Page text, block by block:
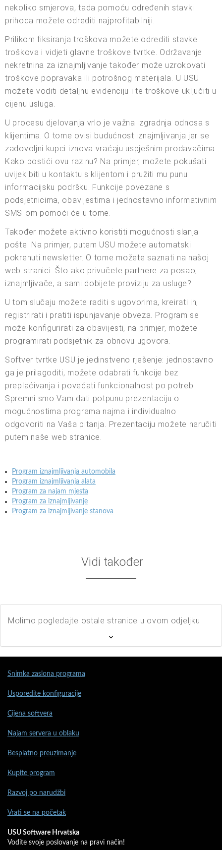
nekoliko smjerova, tada pomoću određenih stavki
prihoda možete odrediti najprofitabilniji.
Prilikom fiksiranja troškova možete odrediti stavke
troškova i vidjeti glavne troškove tvrtke. Održavanje
nekretnina za iznajmljivanje također može uzrokovati
troškove popravaka ili potrošnog materijala. U USU
možete voditi detaljnu evidenciju i te troškove uključiti u
cijenu usluga.
U procesu djelovanja vrlo je važna izgradnja odnosa s
klijentima. O tome ovisi budućnost iznajmljivanja jer se
zadovoljni kupci iznova vraćaju uspješnim prodavačima.
Kako postići ovu razinu? Na primjer, možete pokušati
uvijek biti u kontaktu s klijentom i pružiti mu punu
informacijsku podršku. Funkcije povezane s
podsjetnicima, obavijestima i jednostavno informativnim
SMS-om pomoći će u tome.
Također možete aktivno koristiti mogućnosti slanja
pošte. Na primjer, putem USU možete automatski
pokrenuti newsletter. O tome možete saznati na našoj
web stranici. Što ako privučete partnere za posao,
iznajmljivače, a sami dobijete proviziju za usluge?
U tom slučaju možete raditi s ugovorima, kreirati ih,
registrirati i pratiti ispunjavanje obveza. Program se
može konfigurirati za obavijesti, na primjer, možete
programirati podsjetnik za obnovu ugovora.
Softver tvrtke USU je jedinstveno rješenje: jednostavno
ga je prilagoditi, možete odabrati funkcije bez
preplaćivanja i povećati funkcionalnost po potrebi.
Spremni smo Vam dati potpunu prezentaciju o
mogućnostima programa najma i individualno
odgovoriti na Vaša pitanja. Prezentaciju možete naručiti
putem naše web stranice.
Program iznajmljivanja automobila
Program iznajmljivanja alata
Program za najam mjesta
Program za iznajmljivanje
Program za iznajmljivanje stanova
Vidi također
Molimo pogledajte ostale stranice u ovom odjeljku
Snimka zaslona programa
Usporedite konfiguracije
Cijena softvera
Najam servera u oblaku
Besplatno preuzimanje
Kupite program
Razvoj po narudžbi
Vrati se na početak
USU Software Hrvatska
Vodite svoje poslovanje na pravi način!